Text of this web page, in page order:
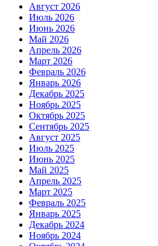
Август 2026
Июль 2026
Июнь 2026
Май 2026
Апрель 2026
Март 2026
Февраль 2026
Январь 2026
Декабрь 2025
Ноябрь 2025
Октябрь 2025
Сентябрь 2025
Август 2025
Июль 2025
Июнь 2025
Май 2025
Апрель 2025
Март 2025
Февраль 2025
Январь 2025
Декабрь 2024
Ноябрь 2024